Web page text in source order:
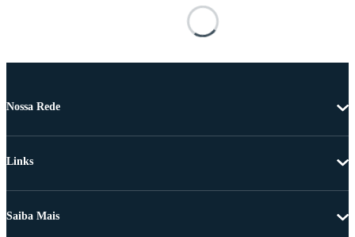
Nossa Rede
Links
Saiba Mais